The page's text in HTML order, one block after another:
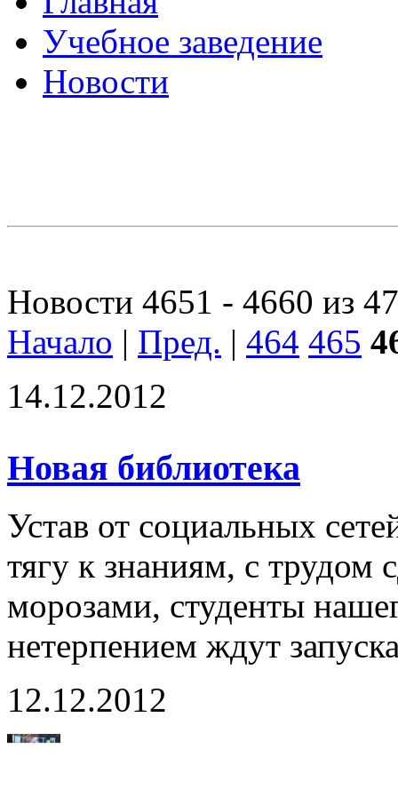
Учебное заведение
Новости
Новости 4651 - 4660 из
Начало | Пред. | 464 465
14.12.2012
Новая библиотека
Устав от социальных
тягу к знаниям, с
морозами, студенты
нетерпением ждут
12.12.2012